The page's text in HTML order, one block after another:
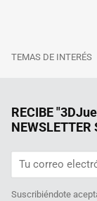
TEMAS DE INTERÉS
RECIBE
NEWSLETTER
Suscribiéndote